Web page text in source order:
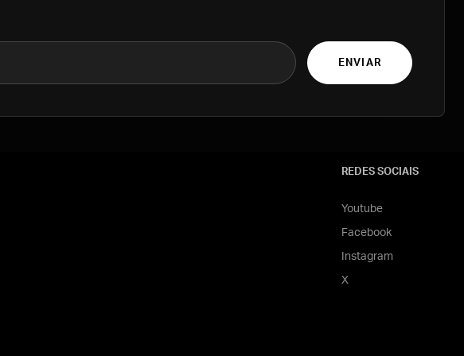
ENVIAR
REDES SOCIAIS
Youtube
Facebook
Instagram
X